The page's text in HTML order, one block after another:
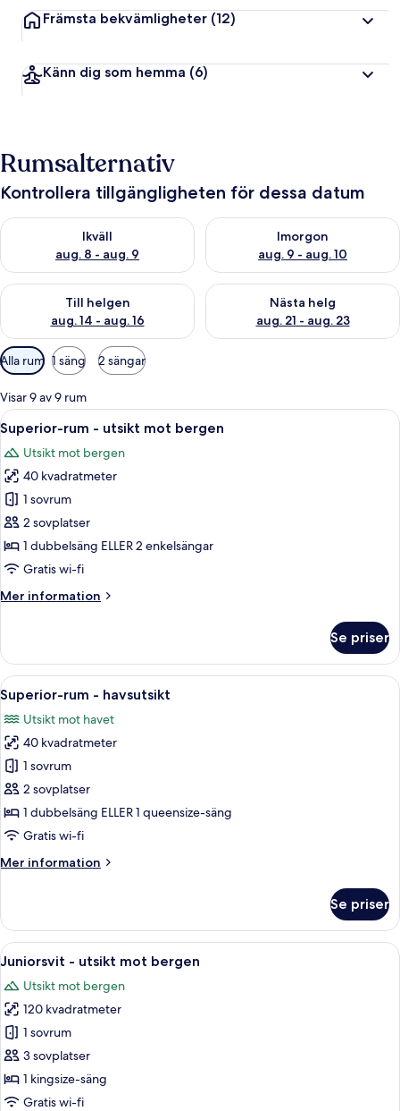
Främsta bekvämligheter (12)
Känn dig som hemma (6)
Rumsalternativ
Kontrollera tillgängligheten för dessa datum
Ikväll
aug. 8 - aug. 9
Kontrollera tillgängligheten för ikväll aug. 8 - aug. 9
Imorgon
aug. 9 - aug. 10
Kontrollera tillgängligheten
Till helgen
aug. 14 - aug. 16
Kontrollera tillgängligheten för den här helgen aug. 14 - aug.
Nästa helg
aug. 21 - aug. 23
Kontrollera tillgängligheten
Tillgängliga
filter
för
rum
Alla rum 1 säng 2 sängar
Visar 9 av 9 rum
Öppna
alla
foton
för
Superior-
rum
-
utsikt
bergen
Ett hotellrum med en stor säng, två
8
Superior-rum - utsikt mot bergen
Utsikt mot bergen
40 kvadratmeter
1 sovrum
2 sovplatser
1 dubbelsäng ELLER 2 enkelsängar
Gratis wi-fi
Mer information
Mer
rum
utsikt
mot
bergen
Se priser
Öppna
alla
foton
för
Superior-
rum
-
havsutsikt
Ett hotellrum med en stor säng, ett
9
Superior-rum - havsutsikt
Utsikt mot havet
40 kvadratmeter
1 sovrum
2 sovplatser
1 dubbelsäng ELLER 1 queensize-säng
Gratis wi-fi
Mer information
Mer
rum
havsutsikt
Se priser
Öppna
alla
foton
för
Juniorsvit
-
utsikt
mot
Ett hotellrum med en stor säng, två
9
Juniorsvit - utsikt mot bergen
Utsikt mot bergen
120 kvadratmeter
1 sovrum
3 sovplatser
1 kingsize-säng
Gratis wi-fi